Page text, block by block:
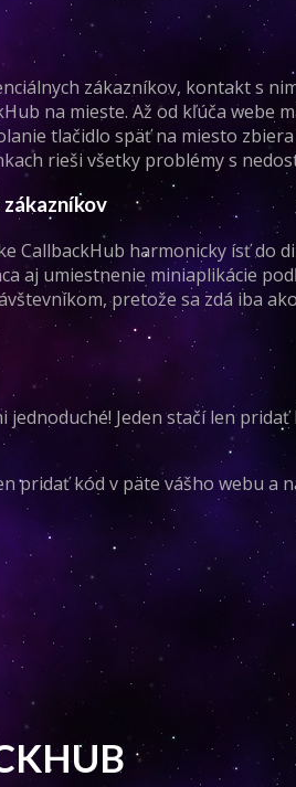
zákazníkov, kontakt s
na mieste. Až od kľúča webe
tlačidlo späť na miesto
rieši všetky problémy s
CallbackHub harmonicky ísť do
aj umiestnenie miniaplikácie
pretože sa zdá iba
Jeden stačí len
pridať kód v päte vášho webu a